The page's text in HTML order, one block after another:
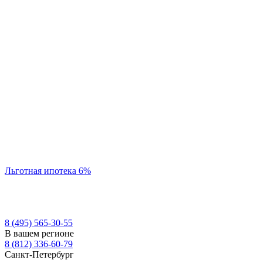
Льготная ипотека 6%
8 (495) 565-30-55
В вашем регионе
8 (812) 336-60-79
Санкт-Петербург